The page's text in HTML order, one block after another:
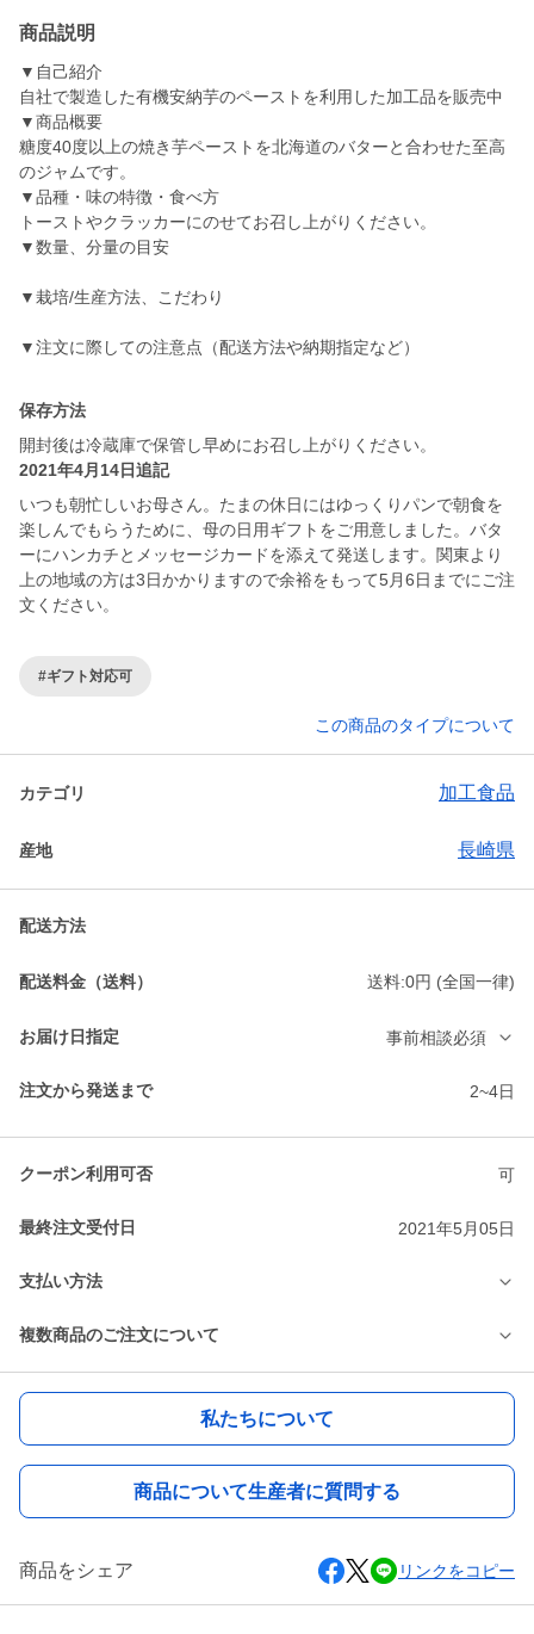
商品説明
▼自己紹介
自社で製造した有機安納芋のペーストを利用した加工品を販売中
▼商品概要
糖度40度以上の焼き芋ペーストを北海道のバターと合わせた至高
のジャムです。
▼品種・味の特徴・食べ方
トーストやクラッカーにのせてお召し上がりください。
▼数量、分量の目安
▼栽培/生産方法、こだわり
▼注文に際しての注意点（配送方法や納期指定など）
保存方法
開封後は冷蔵庫で保管し早めにお召し上がりください。
2021年4月14日追記
いつも朝忙しいお母さん。たまの休日にはゆっくりパンで朝食を
楽しんでもらうために、母の日用ギフトをご用意しました。バタ
ーにハンカチとメッセージカードを添えて発送します。関東より
上の地域の方は3日かかりますので余裕をもって5月6日までにご注
文ください。
#ギフト対応可
この商品のタイプについて
カテゴリ 加工食品
産地 長崎県
配送方法
配送料金（送料） 送料:0円 (全国一律)
お届け日指定 事前相談必須
注文から発送まで 2~4日
クーポン利用可否 可
最終注文受付日 2021年5月05日
支払い方法
複数商品のご注文について
私たちについて
商品について生産者に質問する
商品をシェア リンクをコピー